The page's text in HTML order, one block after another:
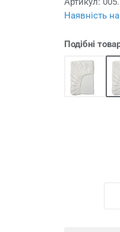
Наявність
Подібні